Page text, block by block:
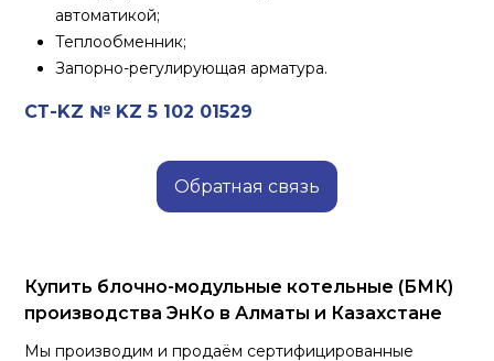
автоматикой;
Теплообменник;
Запорно-регулирующая арматура.
СТ-KZ № KZ 5 102 01529
Обратная связь
Купить блочно-модульные котельные (БМК)
производства ЭнКо в Алматы и Казахстане
Мы производим и продаём сертифицированные